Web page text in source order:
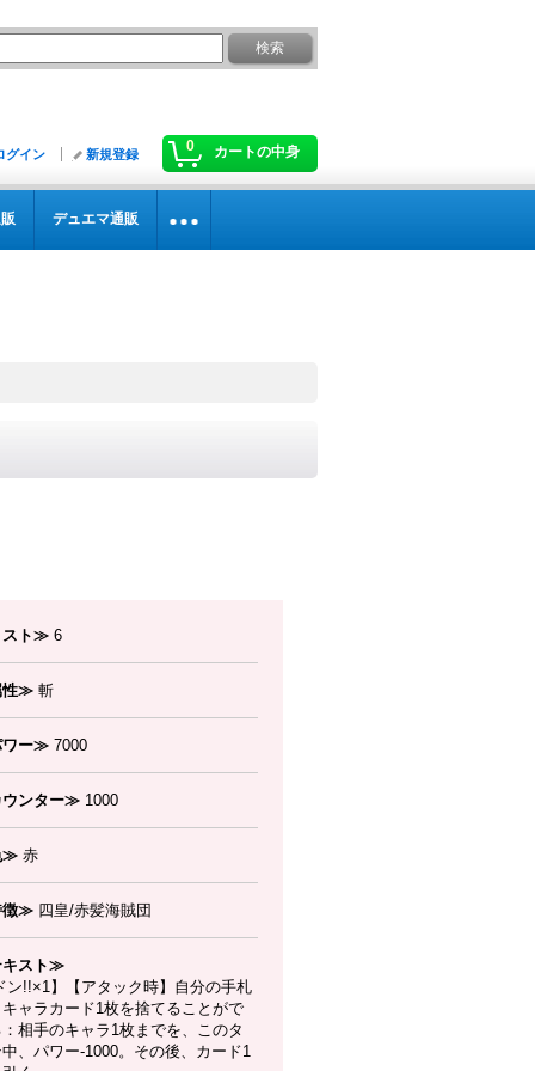
0 カートの中身
グイン 新規登録
デュエマ通販
ト≫ 6
≫ 斬
ー≫ 7000
ンター≫ 1000
≫ 赤
≫ 四皇/赤髪海賊団
スト≫
!!×1】【アタック時】自分の手札
ャラカード1枚を捨てることがで
相手のキャラ1枚までを、このタ
、パワー-1000。その後、カード1